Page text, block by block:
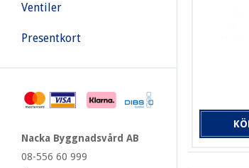
Ventiler
Presentkort
Nacka Byggnadsvård AB
08-556 60 999